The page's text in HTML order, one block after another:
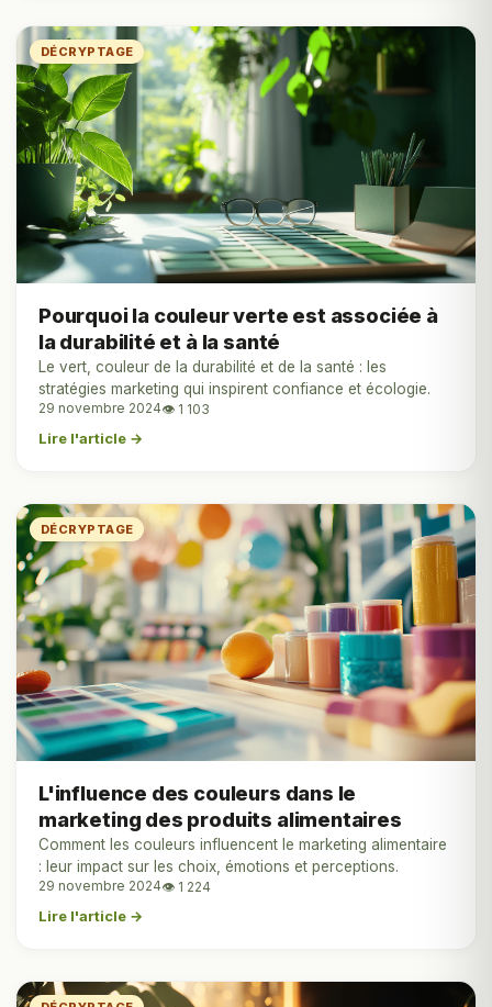
DÉCRYPTAGE
Pourquoi la couleur verte est associée à
la durabilité et à la santé
Le vert, couleur de la durabilité et de la santé : les
stratégies marketing qui inspirent confiance et écologie.
29 novembre 2024👁 1 103
Lire l'article →
DÉCRYPTAGE
L'influence des couleurs dans le
marketing des produits alimentaires
Comment les couleurs influencent le marketing alimentaire
: leur impact sur les choix, émotions et perceptions.
29 novembre 2024👁 1 224
Lire l'article →